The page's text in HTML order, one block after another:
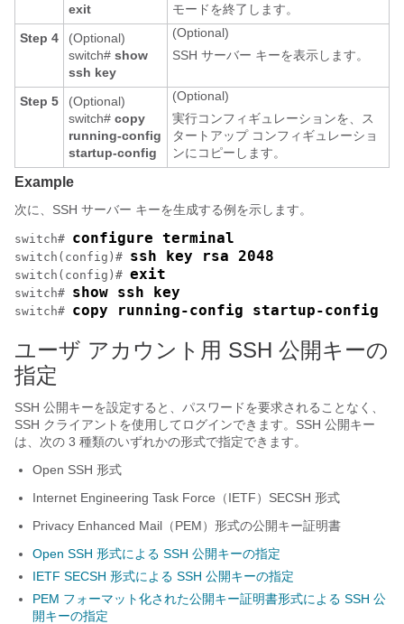
exit
モードを終了します。
Step 4
(Optional)
switch# show
ssh key
(Optional)
SSH サーバー キーを表示します。
Step 5
(Optional)
switch# copy
running-config
startup-config
(Optional)
実行コンフィギュレーションを、ス
タートアップ コンフィギュレーショ
ンにコピーします。
Example
次に、SSH サーバー キーを生成する例を示します。
switch# configure terminal
switch(config)# ssh key rsa 2048
switch(config)# exit
switch# show ssh key
switch# copy running-config startup-config
ユーザ アカウント用 SSH 公開キーの
指定
SSH 公開キーを設定すると、パスワードを要求されることなく、
SSH クライアントを使用してログインできます。SSH 公開キー
は、次の 3 種類のいずれかの形式で指定できます。
Open SSH 形式
Internet Engineering Task Force（IETF）SECSH 形式
Privacy Enhanced Mail（PEM）形式の公開キー証明書
Open SSH 形式による SSH 公開キーの指定
IETF SECSH 形式による SSH 公開キーの指定
PEM フォーマット化された公開キー証明書形式による SSH 公
開キーの指定